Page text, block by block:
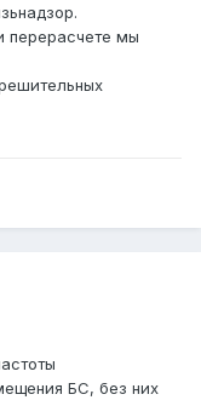
перерасчете мы
БС, без них